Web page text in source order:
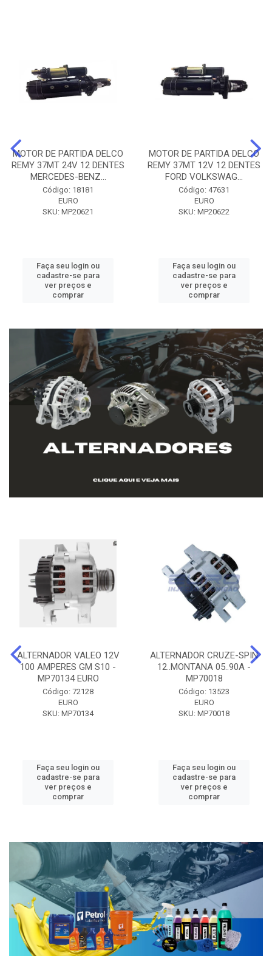
MOTOR DE PARTIDA DELCO
REMY 37MT 24V 12 DENTES
MERCEDES-BENZ...
Código: 18181
EURO
SKU: MP20621
Faça seu login ou
cadastre-se para
ver preços e
comprar
MOTOR DE PARTIDA DELCO
REMY 37MT 12V 12 DENTES
FORD VOLKSWAG...
Código: 47631
EURO
SKU: MP20622
Faça seu login ou
cadastre-se para
ver preços e
comprar
ALTERNADOR VALEO 12V
100 AMPERES GM S10 -
MP70134 EURO
Código: 72128
EURO
SKU: MP70134
Faça seu login ou
cadastre-se para
ver preços e
comprar
ALTERNADOR CRUZE-SPIN
12..MONTANA 05..90A -
MP70018
Código: 13523
EURO
SKU: MP70018
Faça seu login ou
cadastre-se para
ver preços e
comprar